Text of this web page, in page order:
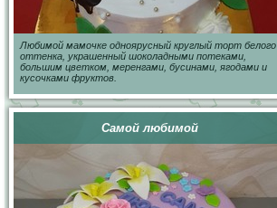
Любимой мамочке одноярусный круглый торт белого
оттенка, украшенный шоколадными потеками,
большим цветком, меренгами, бусинами, ягодами и
кусочками фруктов.
Самой любимой